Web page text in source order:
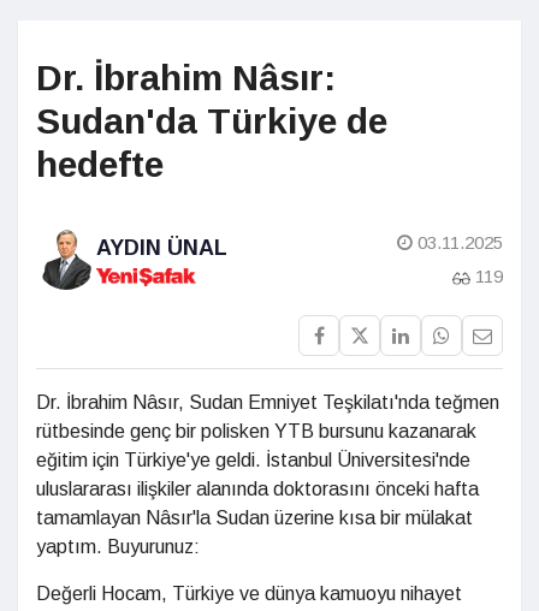
Dr. İbrahim Nâsır:
Sudan'da Türkiye de
hedefte
AYDIN ÜNAL
03.11.2025
119
Dr. İbrahim Nâsır, Sudan Emniyet Teşkilatı'nda teğmen
rütbesinde genç bir polisken YTB bursunu kazanarak
eğitim için Türkiye'ye geldi. İstanbul Üniversitesi'nde
uluslararası ilişkiler alanında doktorasını önceki hafta
tamamlayan Nâsır'la Sudan üzerine kısa bir mülakat
yaptım. Buyurunuz:
Değerli Hocam, Türkiye ve dünya kamuoyu nihayet